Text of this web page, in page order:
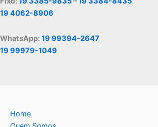
19 4062-8906
WhatsApp:19 99394-2647
19 99979-1049
Home